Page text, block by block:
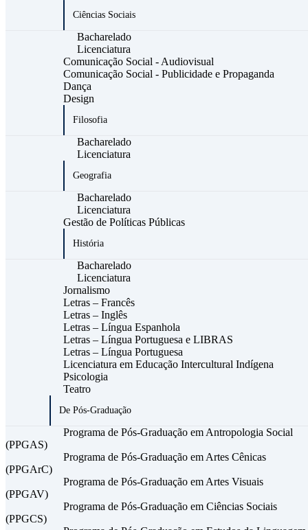
Ciências Sociais
Bacharelado
Licenciatura
Comunicação Social - Audiovisual
Comunicação Social - Publicidade e Propaganda
Dança
Design
Filosofia
Bacharelado
Licenciatura
Geografia
Bacharelado
Licenciatura
Gestão de Políticas Públicas
História
Bacharelado
Licenciatura
Jornalismo
Letras – Francês
Letras – Inglês
Letras – Língua Espanhola
Letras – Língua Portuguesa e LIBRAS
Letras – Língua Portuguesa
Licenciatura em Educação Intercultural Indígena
Psicologia
Teatro
De Pós-Graduação
Programa de Pós-Graduação em Antropologia Social
(PPGAS)
Programa de Pós-Graduação em Artes Cênicas
(PPGArC)
Programa de Pós-Graduação em Artes Visuais
(PPGAV)
Programa de Pós-Graduação em Ciências Sociais
(PPGCS)